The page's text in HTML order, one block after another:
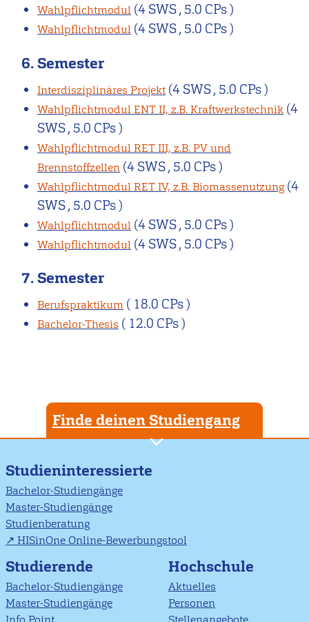
Wahlpflichtmodul (4 SWS , 5.0 CPs )
Wahlpflichtmodul (4 SWS , 5.0 CPs )
6. Semester
Interdisziplinäres Projekt (4 SWS , 5.0 CPs )
Wahlpflichtmodul ENT II, z.B. Kraftwerkstechnik (4
SWS , 5.0 CPs )
Wahlpflichtmodul RET III, z.B. PV und
Brennstoffzellen (4 SWS , 5.0 CPs )
Wahlpflichtmodul RET IV, z.B. Biomassenutzung (4
SWS , 5.0 CPs )
Wahlpflichtmodul (4 SWS , 5.0 CPs )
Wahlpflichtmodul (4 SWS , 5.0 CPs )
7. Semester
Berufspraktikum ( 18.0 CPs )
Bachelor-Thesis ( 12.0 CPs )
Finde deinen Studiengang
Studieninteressierte
Bachelor-Studiengänge
Master-Studiengänge
Studienberatung
HISinOne Online-Bewerbungstool
Studierende
Bachelor-Studiengänge
Master-Studiengänge
Hochschule
Aktuelles
Personen